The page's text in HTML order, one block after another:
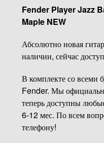
Fender Player Jazz
Maple NEW
Абсолютно новая
наличии, сейчас
В комплекте со всеми
Fender. Мы
теперь доступны
6-12 мес. По всем
телефону!